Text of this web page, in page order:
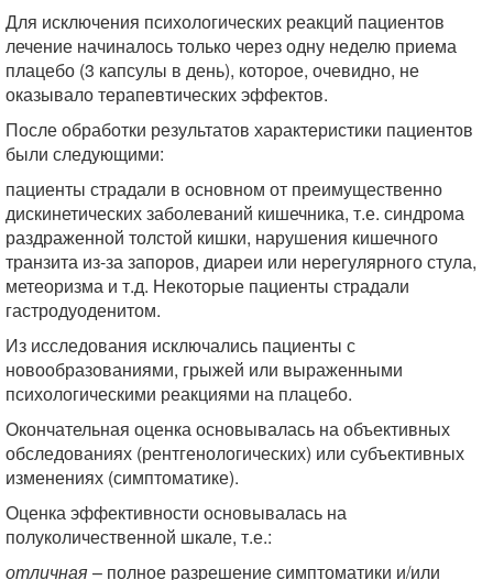
Для исключения психологических реакций пациентов
лечение начиналось только через одну неделю приема
плацебо (3 капсулы в день), которое, очевидно, не
оказывало терапевтических эффектов.
После обработки результатов характеристики пациентов
были следующими:
пациенты страдали в основном от преимущественно
дискинетических заболеваний кишечника, т.е. синдрома
раздраженной толстой кишки, нарушения кишечного
транзита из-за запоров, диареи или нерегулярного стула,
метеоризма и т.д. Некоторые пациенты страдали
гастродуоденитом.
Из исследования исключались пациенты с
новообразованиями, грыжей или выраженными
психологическими реакциями на плацебо.
Окончательная оценка основывалась на объективных
обследованиях (рентгенологических) или субъективных
изменениях (симптоматике).
Оценка эффективности основывалась на
полуколичественной шкале, т.е.:
отличная– полное разрешение симптоматики и/или